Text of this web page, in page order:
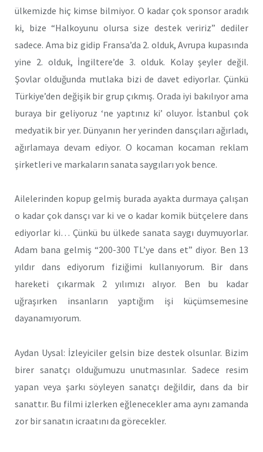
ülkemizde hiç kimse bilmiyor. O kadar çok sponsor aradık
ki, bize “Halkoyunu olursa size destek veririz” dediler
sadece. Ama biz gidip Fransa’da 2. olduk, Avrupa kupasında
yine 2. olduk, İngiltere’de 3. olduk. Kolay şeyler değil.
Şovlar olduğunda mutlaka bizi de davet ediyorlar. Çünkü
Türkiye’den değişik bir grup çıkmış. Orada iyi bakılıyor ama
buraya bir geliyoruz ‘ne yaptınız ki’ oluyor. İstanbul çok
medyatik bir yer. Dünyanın her yerinden dansçıları ağırladı,
ağırlamaya devam ediyor. O kocaman kocaman reklam
şirketleri ve markaların sanata saygıları yok bence.
Ailelerinden kopup gelmiş burada ayakta durmaya çalışan
o kadar çok dansçı var ki ve o kadar komik bütçelere dans
ediyorlar ki… Çünkü bu ülkede sanata saygı duymuyorlar.
Adam bana gelmiş “200-300 TL’ye dans et” diyor. Ben 13
yıldır dans ediyorum fiziğimi kullanıyorum. Bir dans
hareketi çıkarmak 2 yılımızı alıyor. Ben bu kadar
uğraşırken insanların yaptığım işi küçümsemesine
dayanamıyorum.
Aydan Uysal: İzleyiciler gelsin bize destek olsunlar. Bizim
birer sanatçı olduğumuzu unutmasınlar. Sadece resim
yapan veya şarkı söyleyen sanatçı değildir, dans da bir
sanattır. Bu filmi izlerken eğlenecekler ama aynı zamanda
zor bir sanatın icraatını da görecekler.